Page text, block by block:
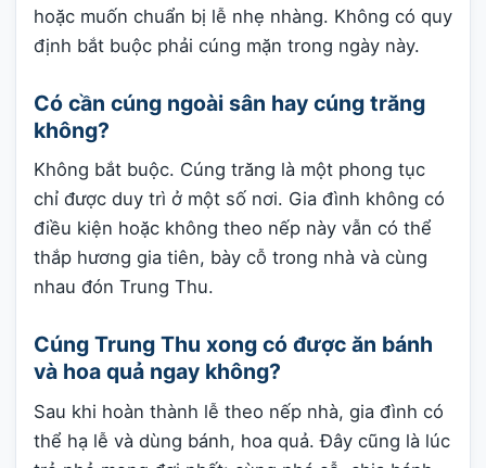
hoặc muốn chuẩn bị lễ nhẹ nhàng. Không có quy
định bắt buộc phải cúng mặn trong ngày này.
Có cần cúng ngoài sân hay cúng trăng
không?
Không bắt buộc. Cúng trăng là một phong tục
chỉ được duy trì ở một số nơi. Gia đình không có
điều kiện hoặc không theo nếp này vẫn có thể
thắp hương gia tiên, bày cỗ trong nhà và cùng
nhau đón Trung Thu.
Cúng Trung Thu xong có được ăn bánh
và hoa quả ngay không?
Sau khi hoàn thành lễ theo nếp nhà, gia đình có
thể hạ lễ và dùng bánh, hoa quả. Đây cũng là lúc